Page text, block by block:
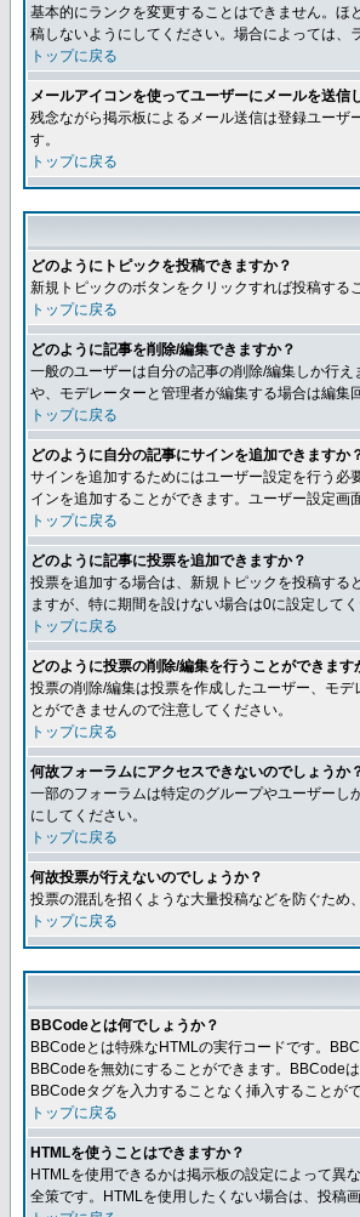
基本的にランクを変更することはできません。
稿しないようにしてください。場合によっては、
トップに戻る
メールアイコンを使ってユーザーにメールを送信
残念ながら掲示板によるメール送信は登録ユー
す。
トップに戻る
どのようにトピックを投稿できますか？
新規トピックのボタンをクリックすれば投稿する
トップに戻る
どのように記事を削除/編集できますか？
一般のユーザーは自分の記事の削除/編集しか行
や、モデレーターと管理者が編集する場合は編集
トップに戻る
どのように自分の記事にサインを追加できますか
サインを追加するためにはユーザー設定を行う
インを追加することができます。ユーザー設定画
トップに戻る
どのように記事に投票を追加できますか？
投票を追加する場合は、新規トピックを投稿する
ますが、特に期間を設けない場合は0に設定して
トップに戻る
どのように投票の削除/編集を行うことができます
投票の削除/編集は投票を作成したユーザー、モ
とができませんので注意してください。
トップに戻る
何故フォーラムにアクセスできないのでしょうか
一部のフォーラムは特定のグループやユーザーし
にしてください。
トップに戻る
何故投票が行えないのでしょうか？
投票の混乱を招くような大量投稿などを防ぐため
トップに戻る
BBCodeとは何でしょうか？
BBCodeとは特殊なHTMLの実行コードです。
BBCodeを無効にすることができます。BBCode
BBCodeタグを入力することなく挿入することが
トップに戻る
HTMLを使うことはできますか？
HTMLを使用できるかは掲示板の設定によって異
全策です。HTMLを使用したくない場合は、投稿